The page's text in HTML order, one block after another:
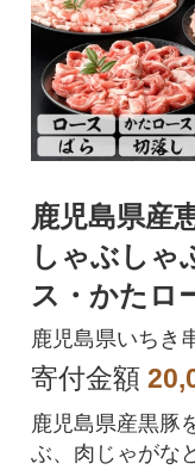
鹿児島県産
しゃぶしゃ
ス・かたロ
ら)+切落し
3kg
鹿児島県いちき
寄付金額
鹿児島県産黒豚
ぶ、肉じゃがな